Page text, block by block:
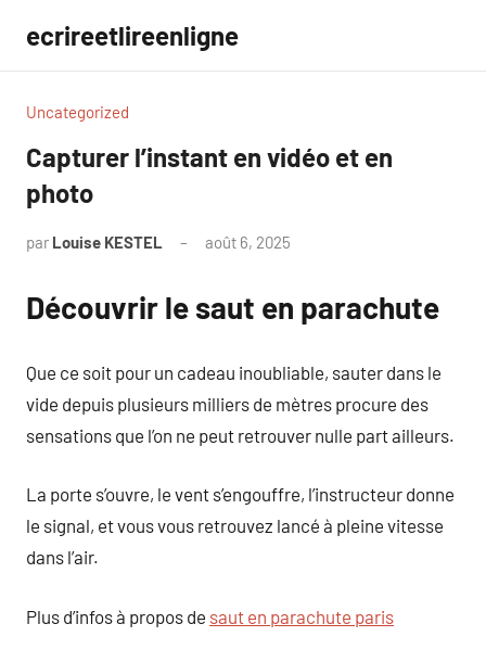
contenu
ecrireetlireenligne
Uncategorized
Capturer l’instant en vidéo et en
photo
par Louise KESTEL août 6, 2025
Découvrir le saut en parachute
Que ce soit pour un cadeau inoubliable, sauter dans le
vide depuis plusieurs milliers de mètres procure des
sensations que l’on ne peut retrouver nulle part ailleurs.
La porte s’ouvre, le vent s’engouffre, l’instructeur donne
le signal, et vous vous retrouvez lancé à pleine vitesse
dans l’air.
Plus d’infos à propos de saut en parachute paris